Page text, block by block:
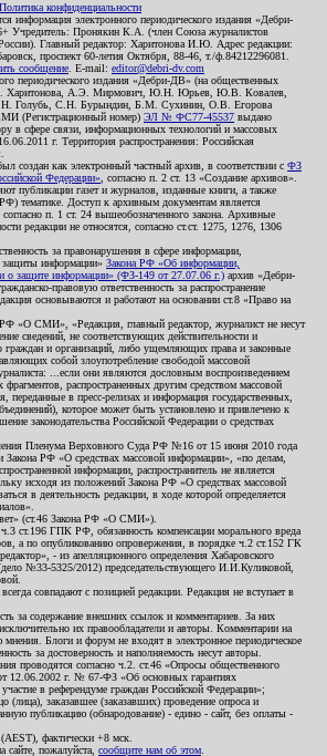
Политика конфиденциальности
информация электронного периодического издания «Дебри-
Учредитель: Пронякин К.А. (член Союза журналистов
Главный редактор: Харитонова И.Ю. Адрес редакции:
проспект 60-летия Октября, 88-46, т./ф.84212296081.
сообщение . E-mail: editor@debri-dv.com
периодического издания «Дебри-ДВ» (на общественных
Харитонова, А.Э. Мирмович, Ю.Н. Юрьев, Ю.В. Ковалев,
Голубь, С.Н. Бурындин, Б.М. Сухинин, О.В. Егорова
(Регистрационный номер) ЭЛ № ФС77-45537 выдано
в сфере связи, информационных технологий и массовых
г. Территория распространения: Российская
создан как электронный частный архив, в соответствии с ФЗ
Федерации» , согласно п. 2 ст. 13 «Создание архивов».
публикации газет и журналов, изданные книги, а также
тематике. Доступ к архивным документам является
п. 1 ст. 24 вышеобозначенного закона. Архивные
редакции не относятся, согласно ст.ст. 1275, 1276, 1306
за правонарушения в сфере информации,
защиты информации» Закона РФ «Об информации,
о защите информации» (ФЗ-149 от 27.07.06 г.) архив «Дебри-
правовую ответственность за распространение
основываются и работают на основании ст.8 «Право на
РФ «О СМИ», «Редакция, главный редактор, журналист не несут
сведений, не соответствующих действительности и
граждан и организаций, либо ущемляющих права и законные
собой злоупотребление свободой массовой
...если они являются дословным воспроизведением
распространенных другим средством массовой
переданные в пресс-релизах и информация государственных,
которое может быть установлено и привлечено к
законодательства Российской Федерации о средствах
Пленума Верховного Суда РФ №16 от 15 июня 2010 года
Закона РФ «О средствах массовой информации», «по делам,
информации, распространитель не является
исходя из положений Закона РФ «О средствах массовой
в деятельность редакции, в ходе которой определяется
(ст.46 Закона РФ «О СМИ»).
ст.196 ГПК РФ, обязанность компенсации морального вреда
а по опубликованию опровержения, в порядке ч.2 ст.152 ГК
- из апелляционного определения Хабаровского
№33-5325/2012) председательствующего И.И.Куликовой,
совпадают с позицией редакции. Редакция не вступает в
за содержание внешних ссылок и комментариев. За них
их правообладатели и авторы. Комментарии на
Блоги и форум не входят в электронное периодическое
за достоверность и наполняемость несут авторы.
проводятся согласно ч.2. ст.46 «Опросы общественного
12.06.2002 г. № 67-ФЗ «Об основных гарантиях
в референдуме граждан Российской Федерации»;
(лица), заказавшее (заказавших) проведение опроса и
публикацию (обнародование) - едино - сайт, без оплаты -
фактически +8 мск.
пожалуйста, сообщите нам об этом